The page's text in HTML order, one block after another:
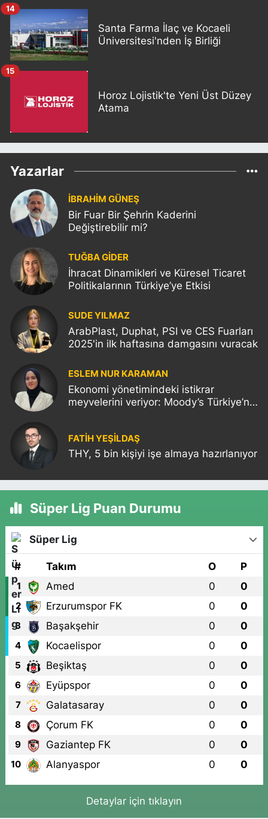
Santa Farma İlaç ve Kocaeli
Üniversitesi'nden İş Birliği
14
Horoz Lojistik'te Yeni Üst Düzey
Atama
15
Yazarlar
İBRAHİM GÜNEŞ
Bir Fuar Bir Şehrin Kaderini
Değiştirebilir mi?
TUĞBA GİDER
İhracat Dinamikleri ve Küresel Ticaret
Politikalarının Türkiye’ye Etkisi
SUDE YILMAZ
ArabPlast, Duphat, PSI ve CES Fuarları
2025'in ilk haftasına damgasını vuracak
ESLEM NUR KARAMAN
Ekonomi yönetimindeki istikrar
meyvelerini veriyor: Moody’s Türkiye’nin
FATIH YEŞİLDAŞ
THY, 5 bin kişiyi işe almaya hazırlanıyor
Süper Lig Puan Durumu
Süper Lig
# Takım O P
1 Amed 0 0
2 Erzurumspor FK 0 0
3 Başakşehir 0 0
4 Kocaelispor 0 0
5 Beşiktaş 0 0
6 Eyüpspor 0 0
7 Galatasaray 0 0
8 Çorum FK 0 0
9 Gaziantep FK 0 0
10 Alanyaspor 0 0
Detaylar için tıklayın